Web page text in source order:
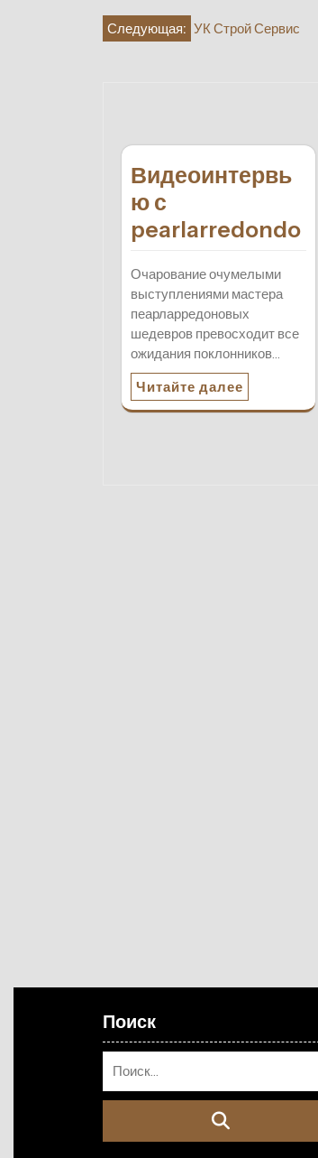
Навигация
Следующая: УК Строй Сервис
Видеоинтервь
ю с
pearlarredondo
Очарование очумелыми
выступлениями мастера
пеарларредоновых
шедевров превосходит все
ожидания поклонников…
Читайте далее
Поиск